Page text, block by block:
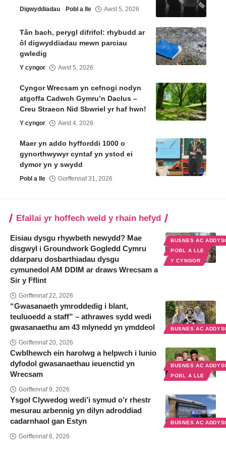
Digwyddiadau Pobl a lle Awst 5, 2026
Tân bach, perygl difrifol: rhybudd ar
ôl digwyddiadau mewn parciau
gwledig
Y cyngor Awst 5, 2026
Cyngor Wrecsam yn cefnogi nodyn
atgoffa Cadwch Gymru’n Daclus –
Creu Straeon Nid Sbwriel yr haf hwn!
Y cyngor Awst 4, 2026
Maer yn addo hyfforddi 1000 o
gynorthwywyr cyntaf yn ystod ei
dymor yn y swydd
Pobl a lle Gorffennaf 31, 2026
Efallai yr hoffech weld y rhain hefyd
BUSNES AC
POBL A LLE
Y CYNGOR
Eisiau dysgu rhywbeth newydd? Mae
disgwyl i Groundwork Gogledd Cymru
ddarparu dosbarthiadau dysgu
cymunedol AM DDIM ar draws Wrecsam a
Sir y Fflint
Gorffennaf 22, 2026
BUSNES AC
“Gwasanaeth ymroddedig i blant,
teuluoedd a staff” – athrawes sydd wedi
gwasanaethu am 43 mlynedd yn ymddeol
Gorffennaf 20, 2026
BUSNES AC
POBL A LLE
Cwblhewch ein harolwg a helpwch i lunio
dyfodol gwasanaethau ieuenctid yn
Wrecsam
Gorffennaf 9, 2026
BUSNES AC
Ysgol Clywedog wedi’i symud o’r rhestr
mesurau arbennig yn dilyn adroddiad
cadarnhaol gan Estyn
Gorffennaf 6, 2026